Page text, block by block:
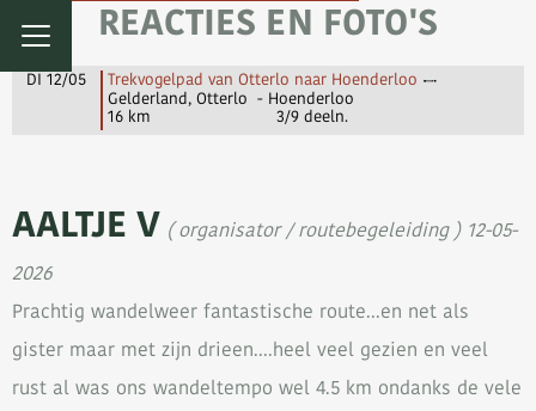
REACTIES EN FOTO'S
DI 12/05 Trekvogelpad van Otterlo naar Hoenderloo
Gelderland, Otterlo - Hoenderloo
16 km 3/9 deeln.
AALTJE V ( organisator / routebegeleiding ) 12-05-
2026
Prachtig wandelweer fantastische route...en net als
gister maar met zijn drieen....heel veel gezien en veel
rust al was ons wandeltempo wel 4.5 km ondanks de vele